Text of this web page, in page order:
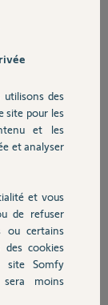
fonctionne
de téléphone,
utilisons des
site pour les
et les
et analyser
et vous
de refuser
ou certains
cookies
site Somfy
sera moins